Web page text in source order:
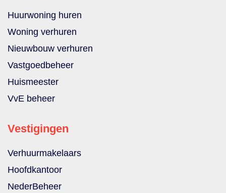
Huurwoning huren
Woning verhuren
Nieuwbouw verhuren
Vastgoedbeheer
Huismeester
VvE beheer
Vestigingen
Verhuurmakelaars
Hoofdkantoor
NederBeheer